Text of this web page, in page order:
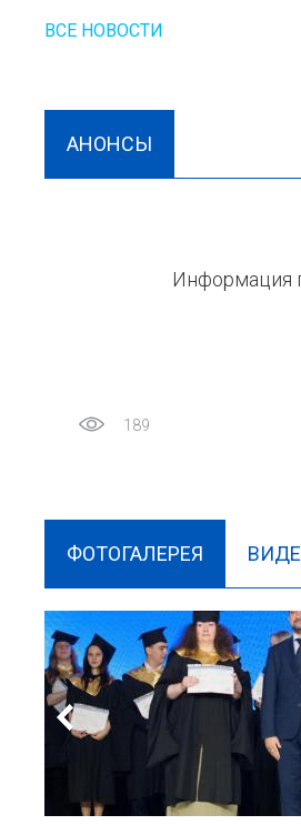
ВСЕ НОВОСТИ
АНОНСЫ
Информация
189
ФОТОГАЛЕРЕЯ